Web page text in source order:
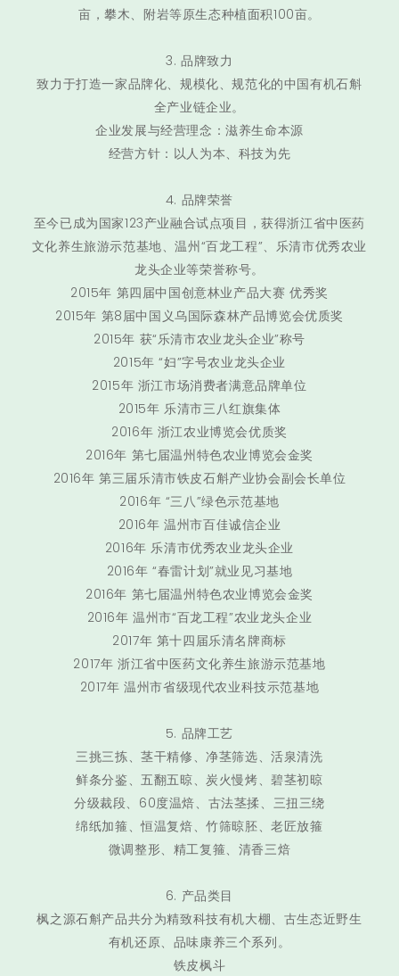
亩，攀木、附岩等原生态种植面积100亩。
3. 品牌致力
致力于打造一家品牌化、规模化、规范化的中国有机石斛
全产业链企业。
企业发展与经营理念：滋养生命本源
经营方针：以人为本、科技为先
4. 品牌荣誉
至今已成为国家123产业融合试点项目，获得浙江省中医药
文化养生旅游示范基地、温州“百龙工程”、乐清市优秀农业
龙头企业等荣誉称号。
2015年 第四届中国创意林业产品大赛 优秀奖
2015年 第8届中国义乌国际森林产品博览会优质奖
2015年 获“乐清市农业龙头企业”称号
2015年 “妇”字号农业龙头企业
2015年 浙江市场消费者满意品牌单位
2015年 乐清市三八红旗集体
2016年 浙江农业博览会优质奖
2016年 第七届温州特色农业博览会金奖
2016年 第三届乐清市铁皮石斛产业协会副会长单位
2016年 “三八”绿色示范基地
2016年 温州市百佳诚信企业
2016年 乐清市优秀农业龙头企业
2016年 “春雷计划”就业见习基地
2016年 第七届温州特色农业博览会金奖
2016年 温州市“百龙工程”农业龙头企业
2017年 第十四届乐清名牌商标
2017年 浙江省中医药文化养生旅游示范基地
2017年 温州市省级现代农业科技示范基地
5. 品牌工艺
三挑三拣、茎干精修、净茎筛选、活泉清洗
鲜条分鉴、五翻五晾、炭火慢烤、碧茎初晾
分级裁段、60度温焙、古法茎揉、三扭三绕
绵纸加箍、恒温复焙、竹筛晾胚、老匠放箍
微调整形、精工复箍、清香三焙
6. 产品类目
枫之源石斛产品共分为精致科技有机大棚、古生态近野生
有机还原、品味康养三个系列。
铁皮枫斗